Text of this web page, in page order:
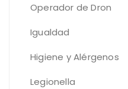
Operador de Dron
Igualdad
Higiene y Alérgenos
Legionella